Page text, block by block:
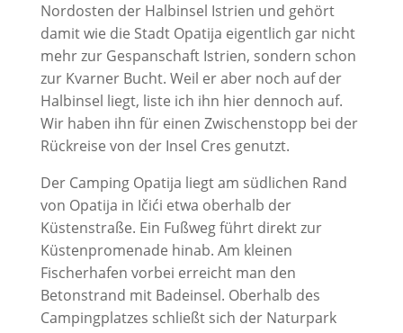
Nordosten der Halbinsel Istrien und gehört
damit wie die Stadt Opatija eigentlich gar nicht
mehr zur Gespanschaft Istrien, sondern schon
zur Kvarner Bucht. Weil er aber noch auf der
Halbinsel liegt, liste ich ihn hier dennoch auf.
Wir haben ihn für einen Zwischenstopp bei der
Rückreise von der Insel Cres genutzt.
Der Camping Opatija liegt am südlichen Rand
von Opatija in Ičići etwa oberhalb der
Küstenstraße. Ein Fußweg führt direkt zur
Küstenpromenade hinab. Am kleinen
Fischerhafen vorbei erreicht man den
Betonstrand mit Badeinsel. Oberhalb des
Campingplatzes schließt sich der Naturpark